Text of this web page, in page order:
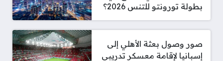
بطولة تورونتو للتنس 2026؟
صور وصول بعثة الأهلي إلى
إسبانيا لإقامة معسكر تدريبي